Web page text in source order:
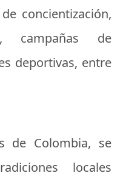
concientización,
campañas de
deportivas, entre
de Colombia, se
locales